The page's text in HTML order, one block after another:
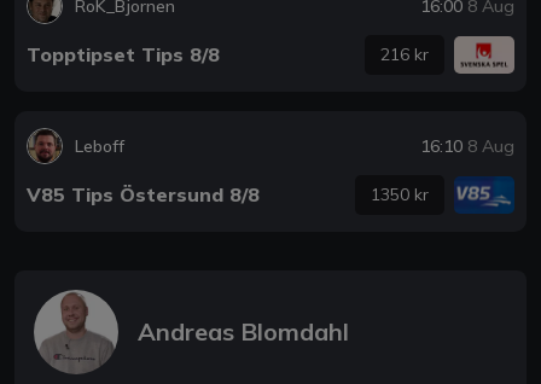
RoK_Bjornen 16:00 8 Aug
Topptipset Tips 8/8 216 kr
Leboff 16:10 8 Aug
V85 Tips Östersund 8/8 1350 kr
Andreas Blomdahl